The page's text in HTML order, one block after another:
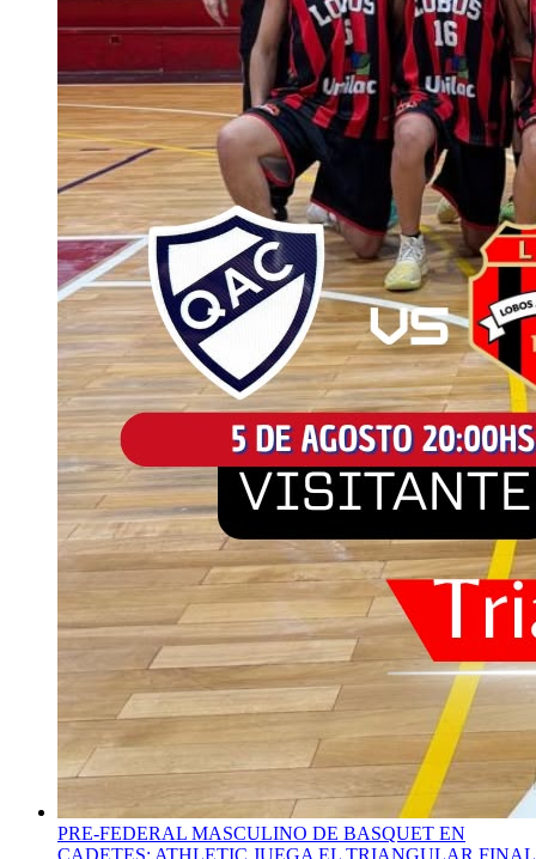
PRE-FEDERAL MASCULINO DE BASQUET EN
CADETES: ATHLETIC JUEGA EL TRIANGULAR FINAL